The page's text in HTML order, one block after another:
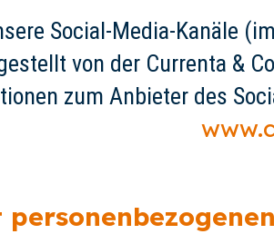
Social-Media-Kanäle
von der Currenta &
zum Anbieter des